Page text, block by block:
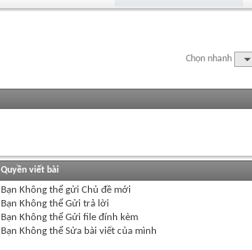
Chọn nhanh
Quyền viết bài
Bạn Không thểgửi Chủ đề mới
Bạn Không thểGửi trả lời
Bạn Không thểGửi file đính kèm
Bạn Không thểSửa bài viết của mình